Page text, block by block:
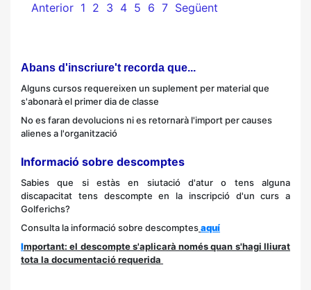
Anterior 1 2 3 4 5 6 7 Següent
Abans d'inscriure't recorda que...
Alguns cursos requereixen un suplement per material que
s'abonarà el primer dia de classe
No es faran devolucions ni es retornarà l'import per causes
alienes a l'organització
Informació sobre descomptes
Sabies que si estàs en siutació d'atur o tens alguna
discapacitat tens descompte en la inscripció d'un curs a
Golferichs?
Consulta la informació sobre descomptesaquí
Important: el descompte s'aplicarà només quan s'hagi lliurat
tota la documentació requerida